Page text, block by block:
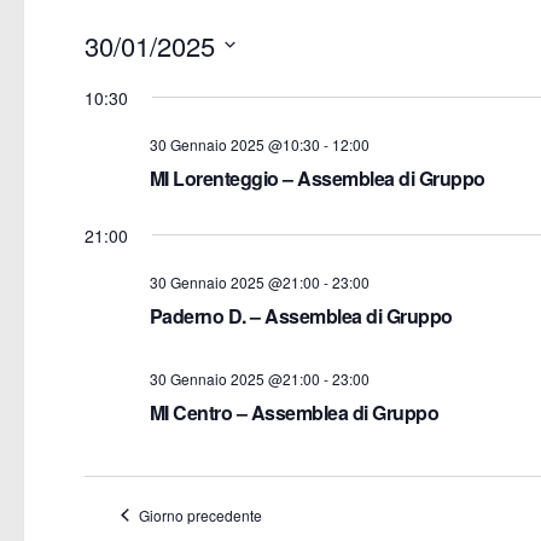
30/01/2025
10:30
30 Gennaio 2025 @10:30 - 12:00
MI Lorenteggio – Assemblea di Gruppo
21:00
30 Gennaio 2025 @21:00 -23:00
Paderno D. – Assemblea di Gruppo
30 Gennaio 2025 @21:00 -23:00
MI Centro – Assemblea di Gruppo
Giorno precedente